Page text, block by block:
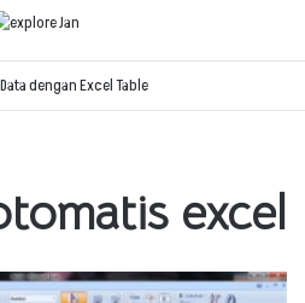
dengan Excel Table
excel